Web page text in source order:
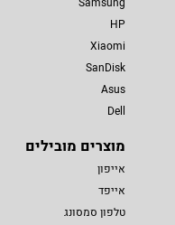
HP
Xiaomi
SanDisk
Asus
Dell
מוצרים מובילים
אייפון
אייפד
טלפון סמסונג